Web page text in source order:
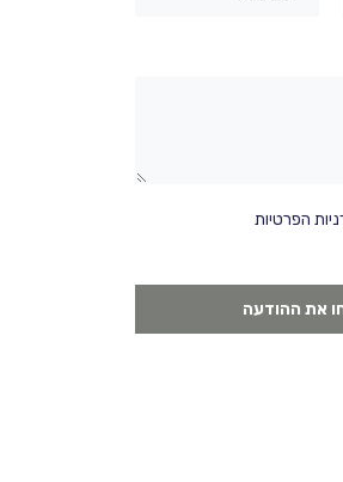
הפרטיות
את ההודעה